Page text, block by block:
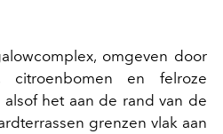
omgeven door
citroenbomen en felroze
het aan de rand van de
grenzen vlak aan